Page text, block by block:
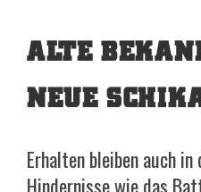
ALTE
NEUE
Erhalten bleiben auch
Hindernisse wie das